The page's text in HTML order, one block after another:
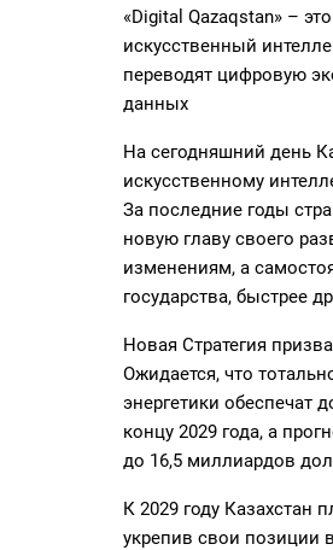
«Digital Qazaqstan» –
искусственный
переводят цифровую
данных
На сегодняшний день
искусственному
За последние годы
новую главу своего
изменениям, а
государства, быстрее
Новая Стратегия
Ожидается, что
энергетики обеспечат
концу 2029 года, а
до 16,5 миллиардов
К 2029 году Казахстан
укрепив свои позиции